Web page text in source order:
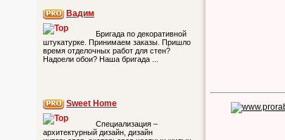
Вадим
Бригада по декоративной
штукатурке. Принимаем заказы. Пришло
время отделочных работ для стен?
Надоели обои? Наша бригада ...
Sweet Home
Специализация –
архитектурный дизайн, дизайн